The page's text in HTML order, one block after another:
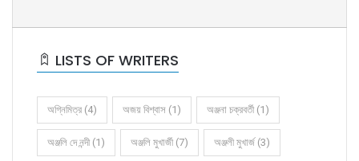
LISTS OF WRITERS
অগ্নিমিত্র (4) অজয় বিশ্বাস (1) অঞ্জনা চক্রবর্তী (1)
অঞ্জলি দে নন্দী (1) অঞ্জলি মুখার্জী (7) অঞ্জলী মুখার্জ (3)